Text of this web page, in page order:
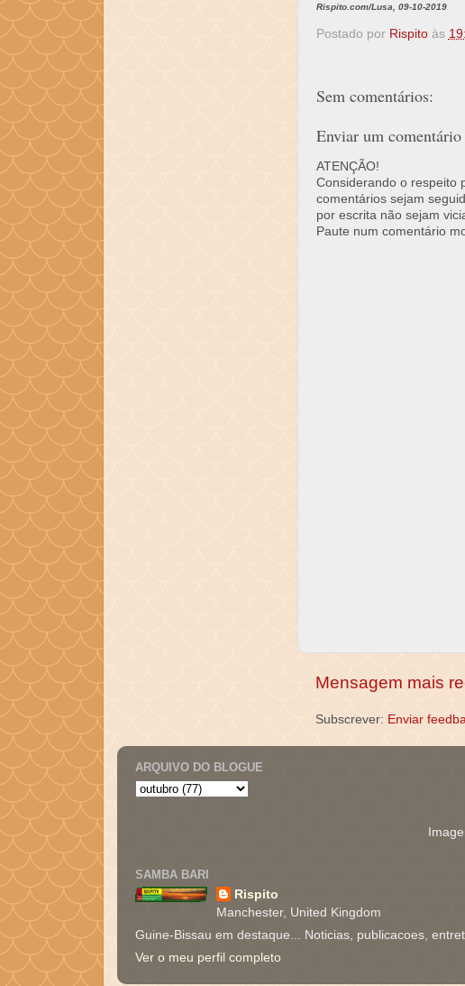
Rispito.com/Lusa, 09-10-2019
Postado por Rispito às
Sem comentários:
Enviar um comentário
ATENÇÃO!
Considerando o respeito
comentários sejam
por escrita não sejam
Paute num comentário
Mensagem mais
Subscrever: Enviar
ARQUIVO DO BLOGUE
SAMBA BARI
Rispito
Manchester, United Kingdom
Guine-Bissau em destaque... Noticias, publicacoes,
Ver o meu perfil completo